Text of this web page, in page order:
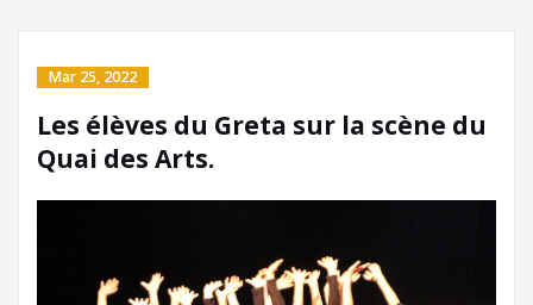
Mar 25, 2022
Les élèves du Greta sur la scène du
Quai des Arts.